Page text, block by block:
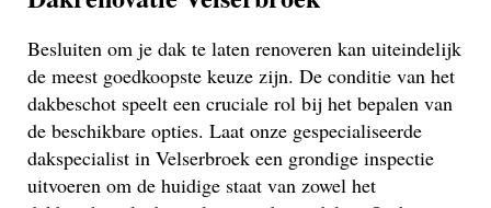
Besluiten om je dak te laten renoveren kan uiteindelijk
de meest goedkoopste keuze zijn. De conditie van het
dakbeschot speelt een cruciale rol bij het bepalen van
de beschikbare opties. Laat onze gespecialiseerde
dakspecialist in Velserbroek een grondige inspectie
uitvoeren om de huidige staat van zowel het